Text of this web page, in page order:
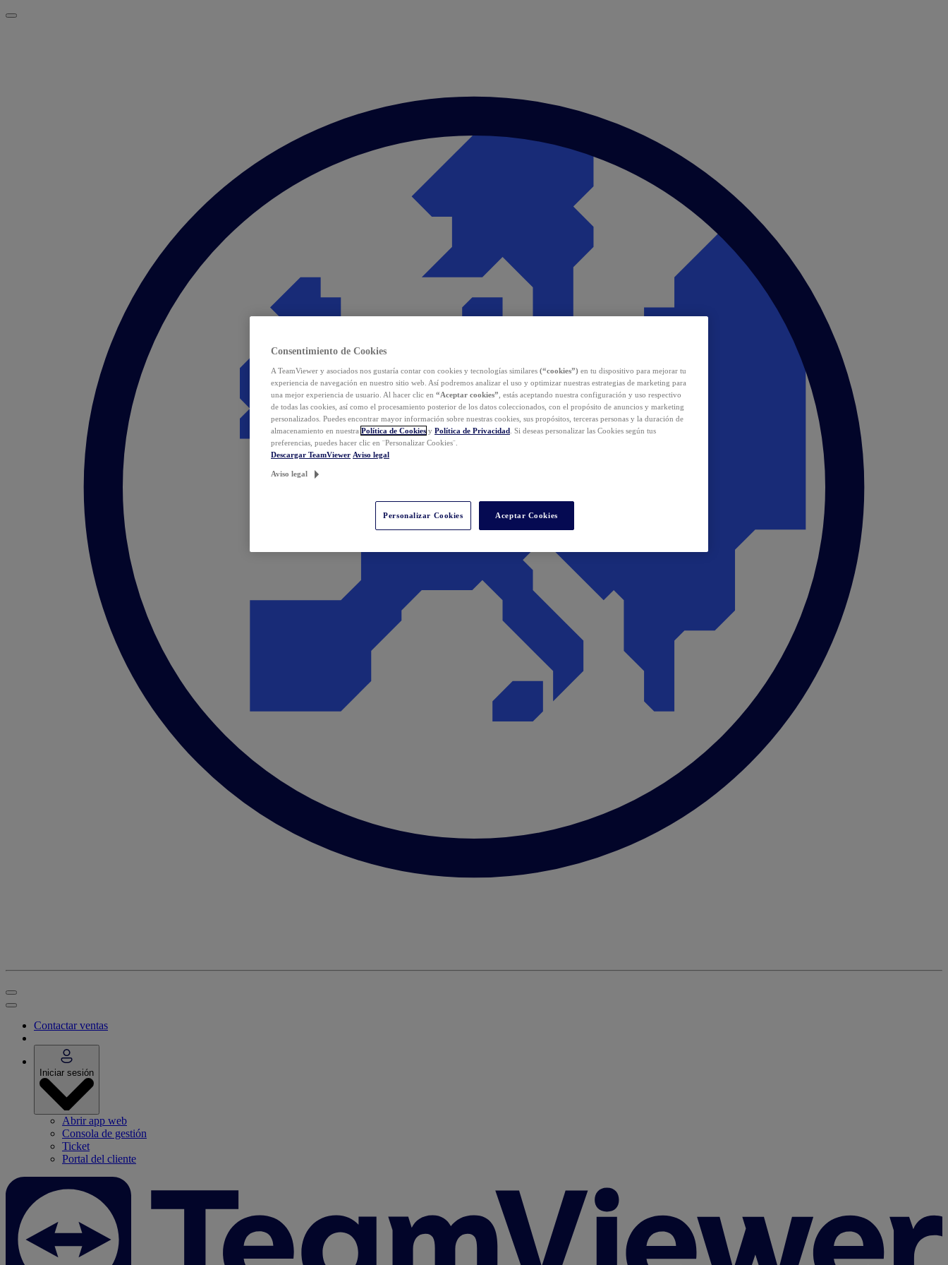
Contactar ventas
Iniciar sesión
Abrir app web
Consola de gestión
Ticket
Portal del cliente
Consentimiento de Cookies
A TeamViewer y asociados nos gustaría contar con cookies y tecnologías similares (“cookies”) en tu dispositivo para mejorar tu
experiencia de navegación en nuestro sitio web. Así podremos analizar el uso y optimizar nuestras estrategias de marketing para
una mejor experiencia de usuario. Al hacer clic en “Aceptar cookies” , estás aceptando nuestra configuración y uso respectivo
de todas las cookies, así como el procesamiento posterior de los datos coleccionados, con el propósito de anuncios y marketing
personalizados. Puedes encontrar mayor información sobre nuestras cookies, sus propósitos, terceras personas y la duración de
almacenamiento en nuestra Política de Cookies y Política de Privacidad . Si deseas personalizar las Cookies según tus
preferencias, puedes hacer clic en ¨Personalizar Cookies¨.
Descargar TeamViewer Aviso legal
Aviso legal
Personalizar Cookies Aceptar Cookies